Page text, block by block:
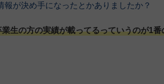
が決め手になったとかありましたか？
業生の方の実績が載ってるっていうのが1